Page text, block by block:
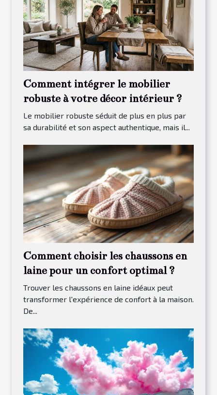
Comment intégrer le mobilier
robuste à votre décor intérieur ?
Le mobilier robuste séduit de plus en plus par
sa durabilité et son aspect authentique, mais il...
Comment choisir les chaussons en
laine pour un confort optimal ?
Trouver les chaussons en laine idéaux peut
transformer l'expérience de confort à la maison.
De...